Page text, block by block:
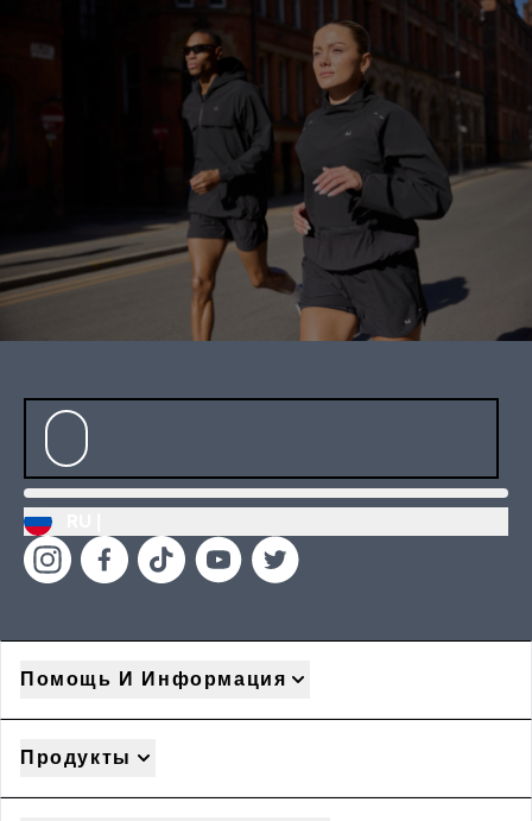
Помощь И Информация
Продукты